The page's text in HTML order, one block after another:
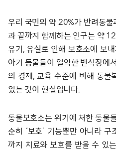
우리 국민의 약 20%가 반려동
과 끝까지 함께하는 인구는 약
유기, 유실로 인해 보호소에 보
아기 동물들이 열악한 번식장에
의 경제, 교육 수준에 비해 동물
있는 것이 현실입니다.
동물보호소는 위기에 처한 동물
순히 ‘보호’ 기능뿐만 아니라
까지 치료와 보호를 받을 수 있